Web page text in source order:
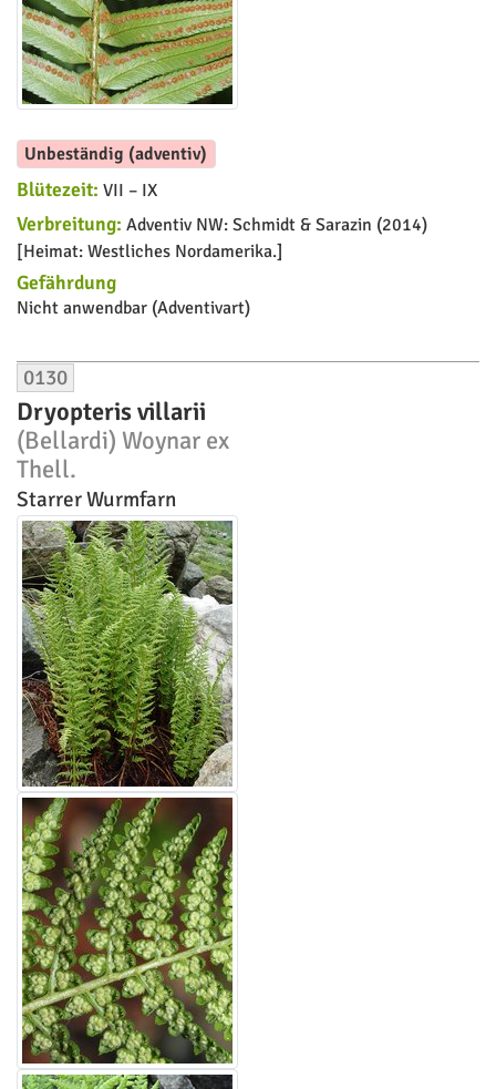
Unbeständig (adventiv)
Blütezeit: VII – IX
Verbreitung: Adventiv NW: Schmidt & Sarazin (2014)
[Heimat: Westliches Nordamerika.]
Gefährdung
Nicht anwendbar (Adventivart)
0130
Dryopteris villarii
(Bellardi) Woynar ex
Thell.
Starrer Wurmfarn